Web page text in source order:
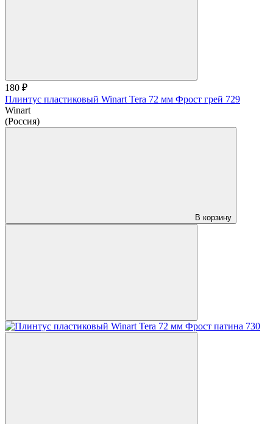
180 ₽
Плинтус пластиковый Winart Tera 72 мм Фрост грей 729
Winart
(Россия)
В корзину